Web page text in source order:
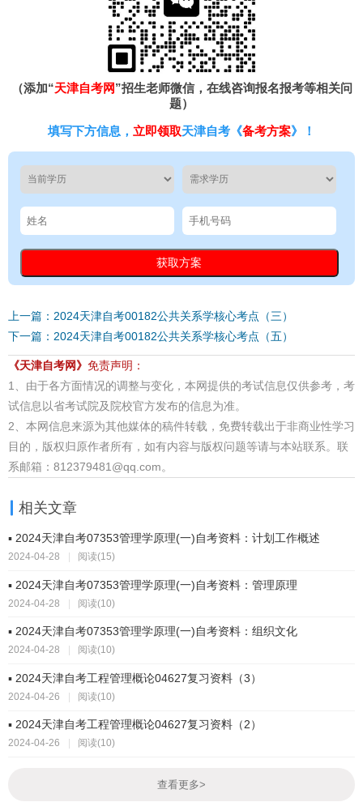
（添加“天津自考网”招生老师微信，在线咨询报名报考等相关问
题）
填写下方信息， 立即领取天津自考《备考方案》！
上一篇：2024天津自考00182公共关系学核心考点（三）
下一篇：2024天津自考00182公共关系学核心考点（五）
《天津自考网》 免责声明：
1、由于各方面情况的调整与变化，本网提供的考试信息仅供参考，考
试信息以省考试院及院校官方发布的信息为准。
2、本网信息来源为其他媒体的稿件转载，免费转载出于非商业性学习
目的，版权归原作者所有，如有内容与版权问题等请与本站联系。联
系邮箱：812379481@qq.com。
相关文章
▪ 2024天津自考07353管理学原理(一)自考资料：计划工作概述
2024-04-28 | 阅读(15)
▪ 2024天津自考07353管理学原理(一)自考资料：管理原理
2024-04-28 | 阅读(10)
▪ 2024天津自考07353管理学原理(一)自考资料：组织文化
2024-04-28 阅读(10)
▪ 2024天津自考工程管理概论04627复习资料（3）
2024-04-26 | 阅读(10)
▪ 2024天津自考工程管理概论04627复习资料（2）
2024-04-26 阅读(10)
查看更多>